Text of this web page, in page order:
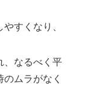
すくなり、
、なるべく平
ムラがなく